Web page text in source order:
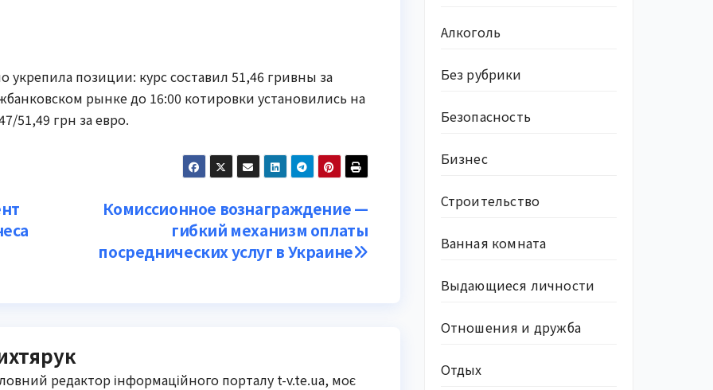
укрепила позиции: курс составил 51,46 гривны за
рынке до 16:00 котировки установились на
51,49 грн за евро.
Комиссионное вознаграждение —
гибкий механизм оплаты
посреднических услуг в Украине
редактор інформаційного порталу t-v.te.ua, моє
Алкоголь
Без рубрики
Безопасность
Бизнес
Строительство
Ванная комната
Выдающиеся личности
Отношения и дружба
Отдых